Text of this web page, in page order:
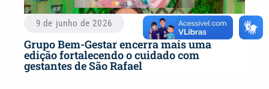
9 de junho de 2026
Grupo Bem-Gestar encerra mais uma
edição fortalecendo o cuidado com
gestantes de São Rafael